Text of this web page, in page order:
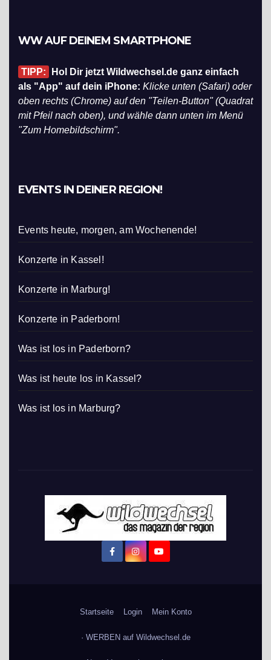
WW AUF DEINEM SMARTPHONE
TIPP:
Hol Dir jetzt Wildwechsel.de ganz einfach
als "App" auf dein iPhone: Klicke unten (Safari) oder
oben rechts (Chrome) auf den "Teilen-Button" (Quadrat
mit Pfeil nach oben), und wähle dann unten im Menü
"Zum Homebildschirm".
EVENTS IN DEINER REGION!
Events heute, morgen, am Wochenende!
Konzerte in Kassel!
Konzerte in Marburg!
Konzerte in Paderborn!
Was ist los in Paderborn?
Was ist heute los in Kassel?
Was ist los in Marburg?
Startseite Login Mein Konto
· WERBEN auf Wildwechsel.de